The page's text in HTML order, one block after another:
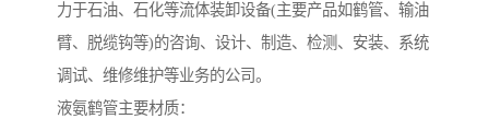
力于石油、石化等流体装卸设备(主要产品如鹤管、输油
臂、脱缆钩等)的咨询、设计、制造、检测、安装、系统
调试、维修维护等业务的公司。
液氨鹤管主要材质：